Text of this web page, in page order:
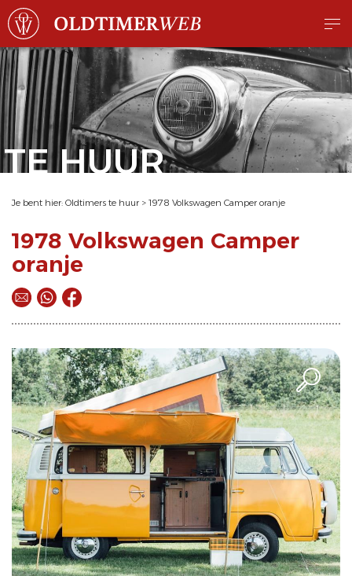
TE HUUR
Je bent hier: Oldtimers te huur > 1978 Volkswagen Camper oranje
1978 Volkswagen Camper
oranje